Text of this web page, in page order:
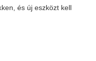
és új eszközt kell